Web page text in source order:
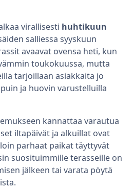
virallisesti huhtikuun
salliessa syyskuun
avaavat ovensa heti, kun
toukokuussa, mutta
tarjoillaan asiakkaita jo
ja huovin varustelluilla
kannattaa varautua
iltapäivät ja alkuillat ovat
parhaat paikat täyttyvät
suosituimmille terasseille on
jälkeen tai varata pöytä